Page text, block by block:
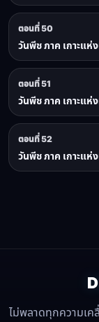
ตอนที่ 50
วันพีช ภาค เกาะแ
ตอนที่ 51
วันพีช ภาค เกาะแห่
ตอนที่ 52
วันพีช ภาค เกาะแ
ไม่พลาดทุกความเค